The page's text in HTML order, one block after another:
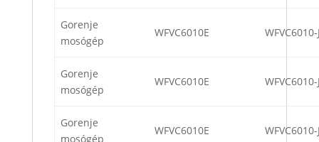
Gorenje
mosógép
WFVC6010E
Gorenje
mosógép
WFVC6010E
Gorenje
mosógép
WFVC6010E